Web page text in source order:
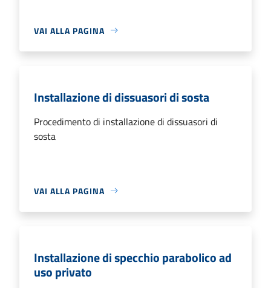
VAI ALLA PAGINA
Installazione di dissuasori di sosta
Procedimento di installazione di dissuasori di
sosta
VAI ALLA PAGINA
Installazione di specchio parabolico ad
uso privato